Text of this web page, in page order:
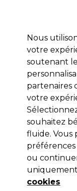
Marques Bons plans
Retinol
Retinol
30ml
(1)
14,99 €Hors
Nous
votre
soutenant
partenaires
votre
souhaitez
fluide. Vous
préférences
ou
uniquement
cookies